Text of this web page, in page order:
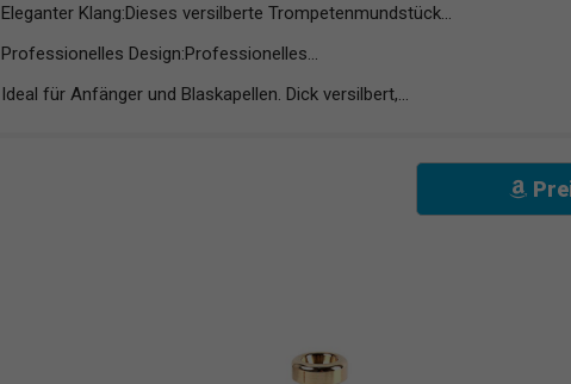
Eleganter Klang:Dieses versilberte Trompetenmundstück...
Professionelles Design:Professionelles...
Ideal für Anfänger und Blaskapellen. Dick versilbert,...